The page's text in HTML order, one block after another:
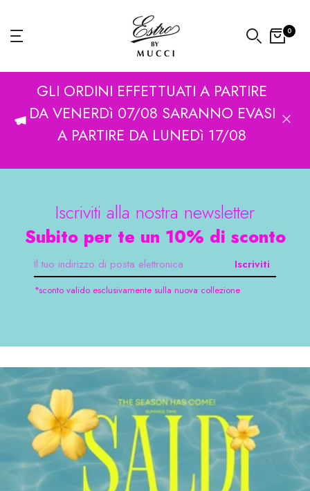
al
contenuto
0
GLI ORDINI EFFETTUATI A PARTIRE
DA VENERDì 07/08 SARANNO EVASI
A PARTIRE DA LUNEDì 17/08
Iscriviti alla nostra newsletter
Subito per te un 10% di sconto
Iscriviti
*sconto valido esclusivamente sulla nuova collezione